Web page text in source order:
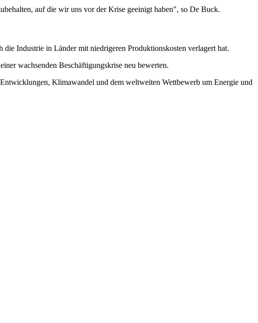
auf die wir uns vor der Krise geeinigt haben", so De Buck.
die Industrie in Länder mit niedrigeren Produktionskosten verlagert hat.
wachsenden Beschäftigungskrise neu bewerten.
Klimawandel und dem weltweiten Wettbewerb um Energie und